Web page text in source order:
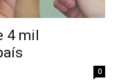
4 mil
0